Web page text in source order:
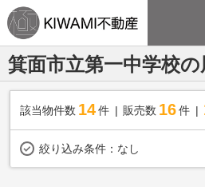
箕面市立第一中学校
該当物件数 14件 販売数 16 件
絞り込み条件： なし